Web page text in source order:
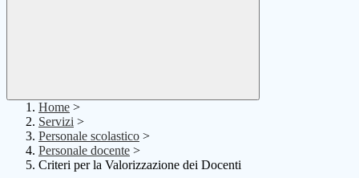
Home >
Servizi >
Personale scolastico >
Personale docente >
Criteri per la Valorizzazione dei Docenti